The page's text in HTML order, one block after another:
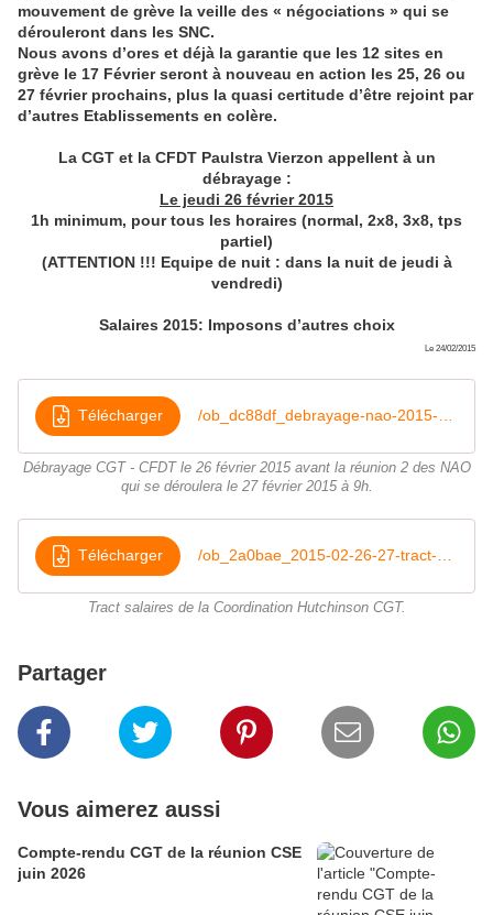
mouvement de grève la veille des « négociations » qui se
dérouleront dans les SNC.
Nous avons d’ores et déjà la garantie que les 12 sites en
grève le 17 Février seront à nouveau en action les 25, 26 ou
27 février prochains, plus la quasi certitude d’être rejoint par
d’autres Etablissements en colère.
La CGT et la CFDT Paulstra Vierzon appellent à un
débrayage:
Le jeudi 26 février 2015
1h minimum, pour tous les horaires (normal, 2x8, 3x8, tps
partiel)
(ATTENTION !!! Equipe de nuit : dans la nuit de jeudi à
vendredi)
Salaires 2015: Imposons d’autres choix
Le 24/02/2015
Télécharger /ob_dc88df_debrayage-nao-2015-26-2-15
Débrayage CGT - CFDT le 26 février 2015 avant la réunion 2 des NAO
qui se déroulera le 27 février 2015 à 9h.
Télécharger /ob_2a0bae_2015-02-26-27-tract-salaire-cgt-hutchi
Tract salaires de la Coordination Hutchinson CGT.
Partager
Vous aimerez aussi
Compte-rendu CGT de la réunion CSE
juin 2026